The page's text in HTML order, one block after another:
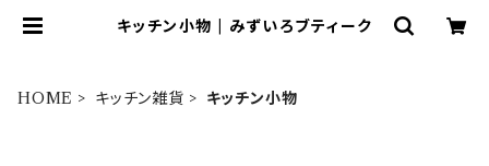
キッチン小物 | みずいろブティーク
HOME キッチン雑貨 キッチン小物